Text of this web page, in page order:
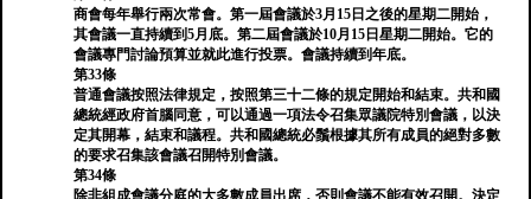
商會每年舉行兩次常會。第一屆會議於3月15日之後的星期二開始，
其會議一直持續到5月底。第二屆會議於10月15日星期二開始。它的
會議專門討論預算並就此進行投票。會議持續到年底。
第33條
普通會議按照法律規定，按照第三十二條的規定開始和結束。共和國
總統經政府首腦同意，可以通過一項法令召集眾議院特別會議，以決
定其開幕，結束和議程。共和國總統必鬚根據其所有成員的絕對多數
的要求召集該會議召開特別會議。
第34條
除非組成會議分庭的大多數成員出席，否則會議不能有效召開。決定